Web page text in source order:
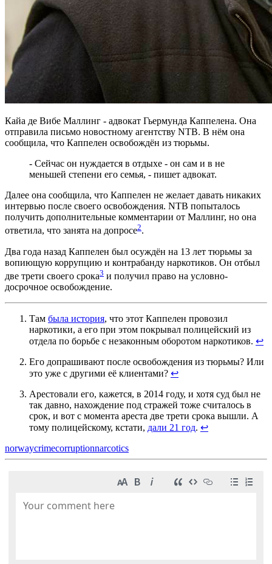
Кайа де Вибе Маллинг - адвокат Гьермунда Каппелена. Она
отправила письмо новостному агентству NTB. В нём она
сообщила, что Каппелен освобождён из тюрьмы.
- Сейчас он нуждается в отдыхе - он сам и в не
меньшей степени его семья, - пишет адвокат.
Далее она сообщила, что Каппелен не желает давать никаких
интервью после своего освобождения. NTB попыталось
получить дополнительные комментарии от Маллинг, но она
ответила, что занята на допросе2.
Два года назад Каппелен был осуждён на 13 лет тюрьмы за
вопиющую коррупцию и контрабанду наркотиков. Он отбыл
две трети своего срока3 и получил право на условно-
досрочное освобождение.
Там была история, что этот Каппелен провозил
наркотики, а его при этом покрывал полицейский из
отдела по борьбе с незаконным оборотом наркотиков. ↩︎
Его допрашивают после освобождения из тюрьмы? Или
это уже с другими её клиентами? ↩︎
Арестовали его, кажется, в 2014 году, и хотя суд был не
так давно, нахождение под стражей тоже считалось в
срок, и вот с момента ареста две трети срока вышли. А
тому полицейскому, кстати, дали 21 год. ↩︎
norwaycrimecorruptionnarcotics